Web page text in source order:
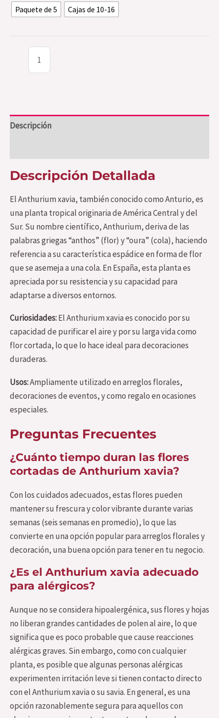
Paquete de 5 Cajas de 10-16
Descripción
Descripción Detallada
El Anthurium xavia, también conocido como Anturio, es
una planta tropical originaria de América Central y del
Sur. Su nombre científico, Anthurium, deriva de las
palabras griegas “anthos” (flor) y “oura” (cola), haciendo
referencia a su característica espádice en forma de flor
que se asemeja a una cola. En España, esta planta es
apreciada por su resistencia y su capacidad para
adaptarse a diversos entornos.
Curiosidades:El Anthurium xavia es conocido por su
capacidad de purificar el aire y por su larga vida como
flor cortada, lo que lo hace ideal para decoraciones
duraderas.
Usos:Ampliamente utilizado en arreglos florales,
decoraciones de eventos, y como regalo en ocasiones
especiales.
Preguntas Frecuentes
¿Cuánto tiempo duran las flores
cortadas de Anthurium xavia?
Con los cuidados adecuados, estas flores pueden
mantener su frescura y color vibrante durante varias
semanas (seis semanas en promedio), lo que las
convierte en una opción popular para arreglos florales y
decoración, una buena opción para tener en tu negocio.
¿Es el Anthurium xavia adecuado
para alérgicos?
Aunque no se considera hipoalergénica, sus flores y hojas
no liberan grandes cantidades de polen al aire, lo que
significa que es poco probable que cause reacciones
alérgicas graves. Sin embargo, como con cualquier
planta, es posible que algunas personas alérgicas
experimenten irritación leve si tienen contacto directo
con el Anthurium xavia o su savia. En general, es una
opción razonablemente segura para aquellos con